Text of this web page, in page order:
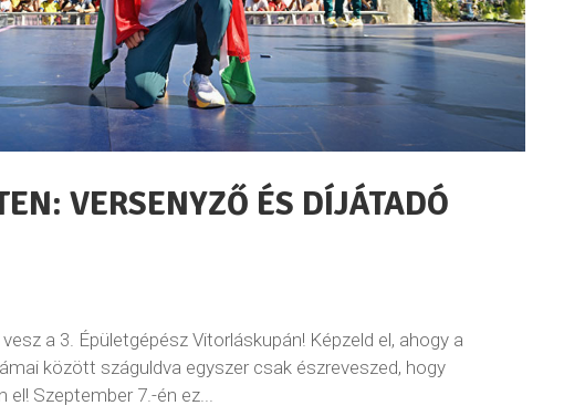
VERSENYZŐ ÉS DÍJÁTADÓ
a 3. Épületgépész Vitorláskupán! Képzeld el, ahogy a
között száguldva egyszer csak észreveszed, hogy
Szeptember 7.-én ez...